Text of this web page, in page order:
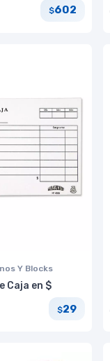
$602
Y Blocks
Caja en $
$29